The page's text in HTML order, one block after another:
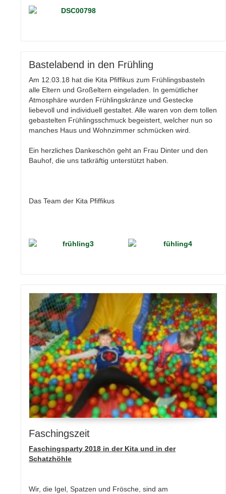
Bastelabend in den Frühling
Am 12.03.18 hat die Kita Pfiffikus zum Frühlingsbasteln
alle Eltern und Großeltern eingeladen. In gemütlicher
Atmosphäre wurden Frühlingskränze und Gestecke
liebevoll und individuell gestaltet. Alle waren von dem tollen
gebastelten Frühlingsschmuck begeistert, welcher nun so
manches Haus und Wohnzimmer schmücken wird.
Ein herzliches Dankeschön geht an Frau Dinter und den
Bauhof, die uns tatkräftig unterstützt haben.
Das Team der Kita Pfiffikus
Faschingszeit
Faschingsparty 2018 in der Kita und in der
Schatzhöhle
Wir, die Igel, Spatzen und Frösche, sind am